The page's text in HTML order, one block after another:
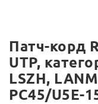
Патч-корд
UTP,
LSZH,
PC45/U5E-